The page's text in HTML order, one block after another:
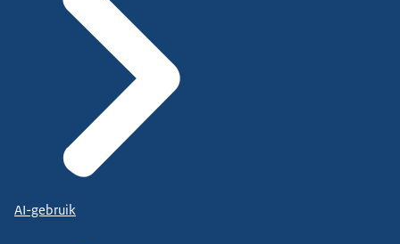
AI-gebruik